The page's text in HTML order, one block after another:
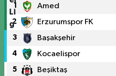
1 Amed
2 Erzurumspor FK
3 Başakşehir
4 Kocaelispor
5 Beşiktaş